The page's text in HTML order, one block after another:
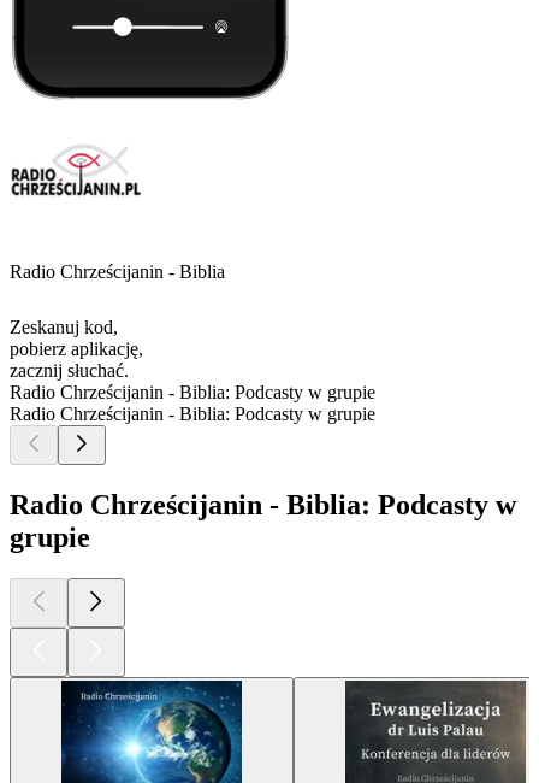
Radio Chrześcijanin - Biblia
Zeskanuj kod,
pobierz aplikację,
zacznij słuchać.
Radio Chrześcijanin - Biblia: Podcasty w grupie
Radio Chrześcijanin - Biblia: Podcasty w grupie
Radio Chrześcijanin - Biblia: Podcasty w
grupie